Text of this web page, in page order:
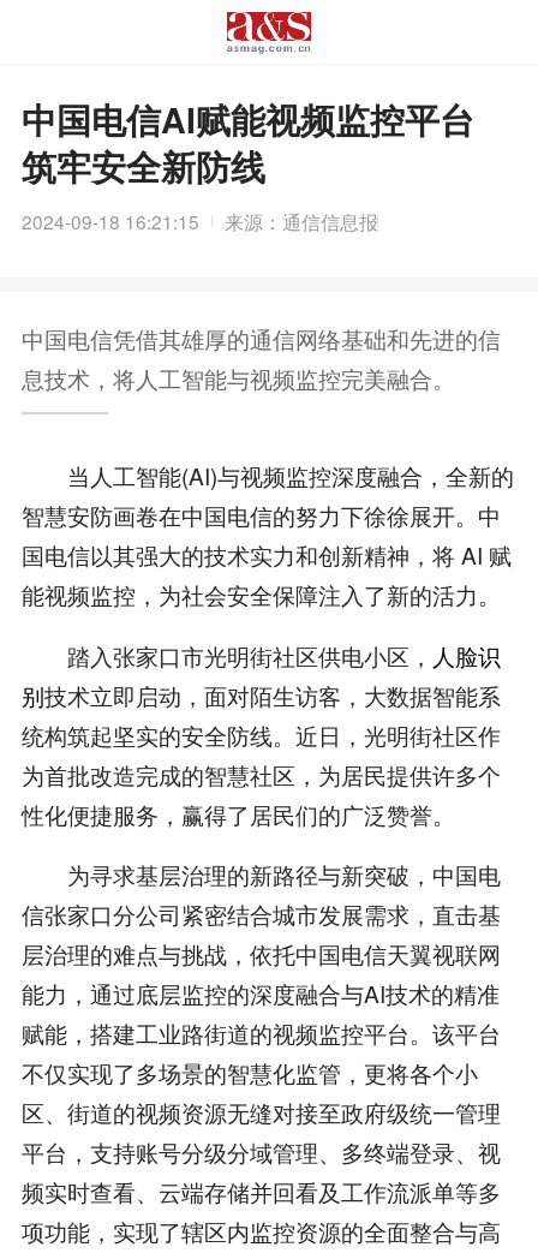
中国电信AI赋能视频监控平台
筑牢安全新防线
2024-09-18 16:21:15 来源：通信信息报
中国电信凭借其雄厚的通信网络基础和先进的信
息技术，将人工智能与视频监控完美融合。
当人工智能(AI)与视频监控深度融合，全新的
智慧安防画卷在中国电信的努力下徐徐展开。中
国电信以其强大的技术实力和创新精神，将 AI 赋
能视频监控，为社会安全保障注入了新的活力。
踏入张家口市光明街社区供电小区， 人脸识
别技术立即启动，面对陌生访客，大数据智能系
统构筑起坚实的安全防线。近日，光明街社区作
为首批改造完成的智慧社区，为居民提供许多个
性化便捷服务，赢得了居民们的广泛赞誉。
为寻求基层治理的新路径与新突破，中国电
信张家口分公司紧密结合城市发展需求，直击基
层治理的难点与挑战，依托中国电信天翼视联网
能力，通过底层监控的深度融合与AI技术的精准
赋能，搭建工业路街道的视频监控平台。该平台
不仅实现了多场景的智慧化监管，更将各个小
区、街道的视频资源无缝对接至政府级统一管理
平台，支持账号分级分域管理、多终端登录、视
频实时查看、云端存储并回看及工作流派单等多
项功能，实现了辖区内监控资源的全面整合与高